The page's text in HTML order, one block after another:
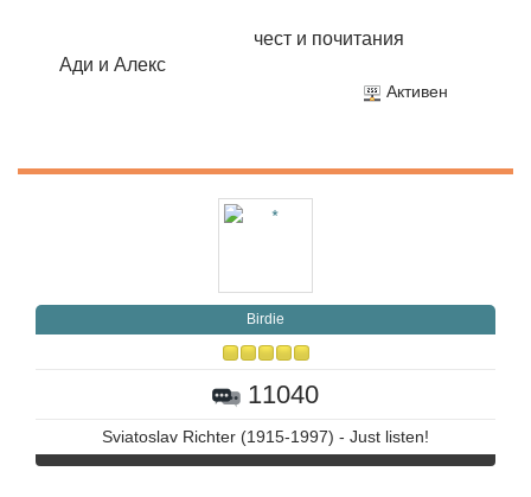
чест и почитания
Ади и Алекс
Активен
Birdie
11040
Sviatoslav Richter (1915-1997) - Just listen!